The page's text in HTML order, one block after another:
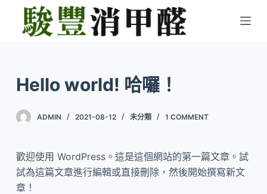
o
o
e
n
Hello world! 哈囉！
ADMIN 2021-08-12 未分類 1 COMMENT
歡迎使用 WordPress。這是這個網站的第一篇文章。試
試為這篇文章進行編輯或直接刪除，然後開始撰寫新文
章！